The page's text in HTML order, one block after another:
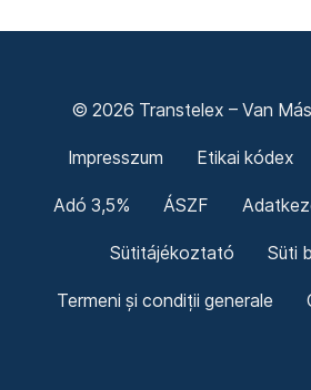
© 2026 Transtelex – Van
Impresszum Etikai kódex
Adó 3,5% ÁSZF
Sütitájékoztató Süti
Termeni și condiții generale